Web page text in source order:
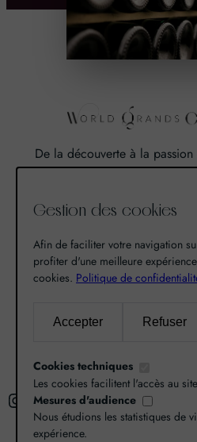
De la découverte à la
qu’un pas. Un pas que nous
là est né World Grands Crus
nos terroirs.
c
Instagram X
Gestion des cookies
Afin de faciliter votre navigation
profiter d'une meilleure
cookies. Politique de
Accepter Refuser
Cookies techniques
Les cookies facilitent l'accès au
Mesures d'audience
Nous étudions les statistiques de
expérience.